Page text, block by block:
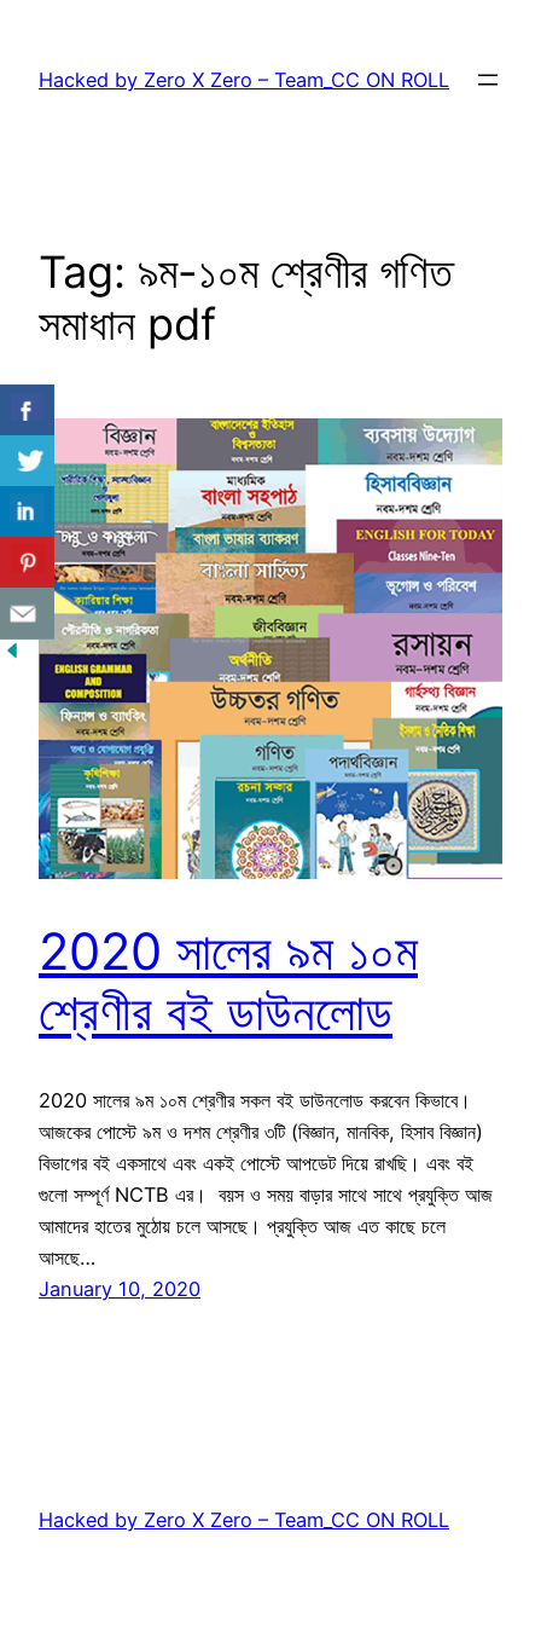
content
Hacked by Zero X Zero – Team_CC ON ROLL
Tag: ৯ম-১০ম শ্রেণীর গণিত
সমাধান pdf
2020 সালের ৯ম ১০ম
শ্রেণীর বই ডাউনলোড
2020 সালের ৯ম ১০ম শ্রেণীর সকল বই ডাউনলোড করবেন কিভাবে।
আজকের পোস্টে ৯ম ও দশম শ্রেণীর ৩টি (বিজ্ঞান, মানবিক, হিসাব বিজ্ঞান)
বিভাগের বই একসাথে এবং একই পোস্টে আপডেট দিয়ে রাখছি। এবং বই
গুলো সম্পূর্ণ NCTB এর। বয়স ও সময় বাড়ার সাথে সাথে প্রযুক্তি আজ
আমাদের হাতের মুঠোয় চলে আসছে। প্রযুক্তি আজ এত কাছে চলে
আসছে…
January 10, 2020
Hacked by Zero X Zero – Team_CC ON ROLL